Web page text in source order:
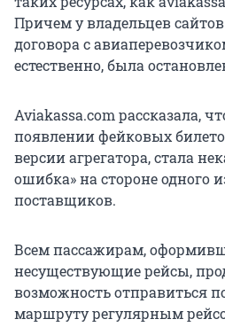
Причем у владельцев
договора с
естественно, была
Aviakassa.com рассказала,
появлении фейковых
версии агрегатора, стала
ошибка» на стороне одного
поставщиков.
Всем пассажирам,
несуществующие рейсы,
возможность отправиться
маршруту регулярным